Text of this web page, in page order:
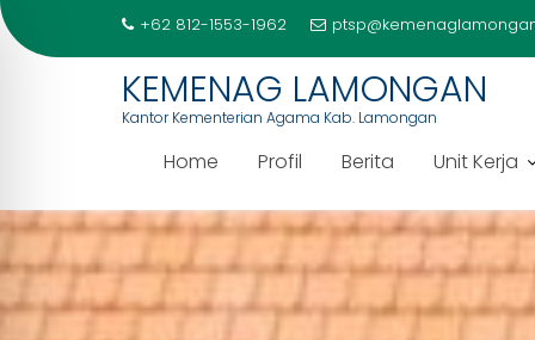
Skip
content
+62 812-1553-1962
KEMENAG LAMONGAN
Kantor Kementerian Agama Kab. Lamongan
Home Profil Berita Unit Kerja